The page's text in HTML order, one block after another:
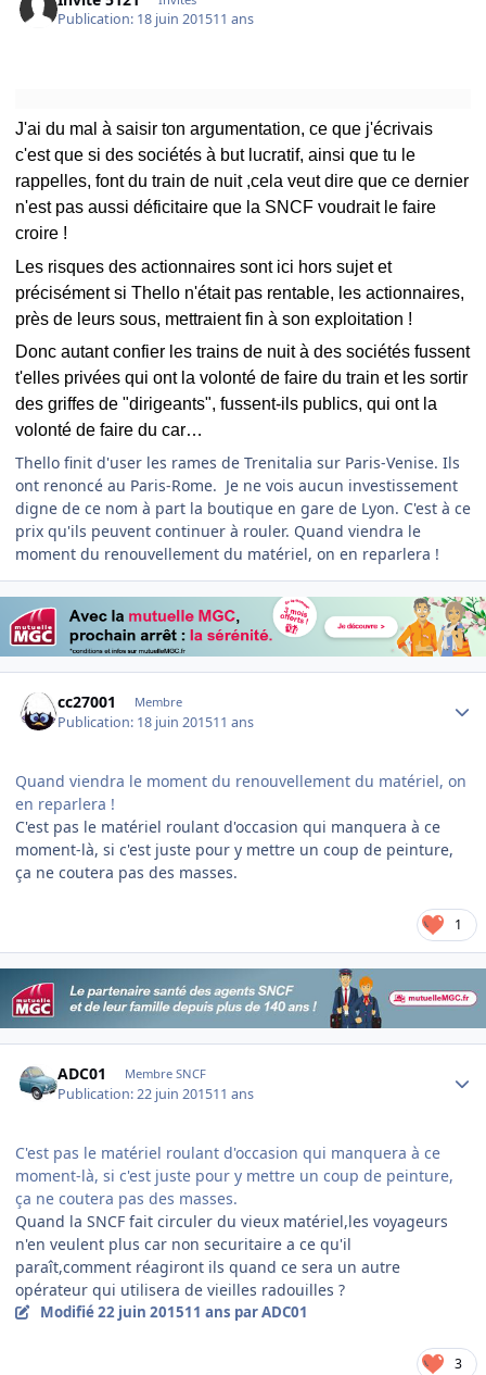
Publication: 18 juin 201511 ans
J'ai du mal à saisir ton argumentation, ce que j'écrivais
c'est que si des sociétés à but lucratif, ainsi que tu le
rappelles, font du train de nuit ,cela veut dire que ce dernier
n'est pas aussi déficitaire que la SNCF voudrait le faire
croire !
Les risques des actionnaires sont ici hors sujet et
précisément si Thello n'était pas rentable, les actionnaires,
près de leurs sous, mettraient fin à son exploitation !
Donc autant confier les trains de nuit à des sociétés fussent
t'elles privées qui ont la volonté de faire du train et les sortir
des griffes de "dirigeants", fussent-ils publics, qui ont la
volonté de faire du car…
​Thello finit d'user les rames de Trenitalia sur Paris-Venise. Ils
ont renoncé au Paris-Rome. Je ne vois aucun investissement
digne de ce nom à part la boutique en gare de Lyon. C'est à ce
prix qu'ils peuvent continuer à rouler. Quand viendra le
moment du renouvellement du matériel, on en reparlera !
cc27001 Membre
Publication: 18 juin 201511 ans
Quand viendra le moment du renouvellement du matériel, on
en reparlera !
​C'est pas le matériel roulant d'occasion qui manquera à ce
moment-là, si c'est juste pour y mettre un coup de peinture,
ça ne coutera pas des masses.
1
ADC01 Membre SNCF
Publication:22 juin 201511 ans
C'est pas le matériel roulant d'occasion qui manquera à ce
moment-là, si c'est juste pour y mettre un coup de peinture,
ça ne coutera pas des masses.
Quand la SNCF fait circuler du vieux matériel,les voyageurs
n'en veulent plus car non securitaire a ce qu'il
paraît,comment réagiront ils quand ce sera un autre
opérateur qui utilisera de vieilles radouilles ?
Modifié22 juin 201511 ans par ADC01
3